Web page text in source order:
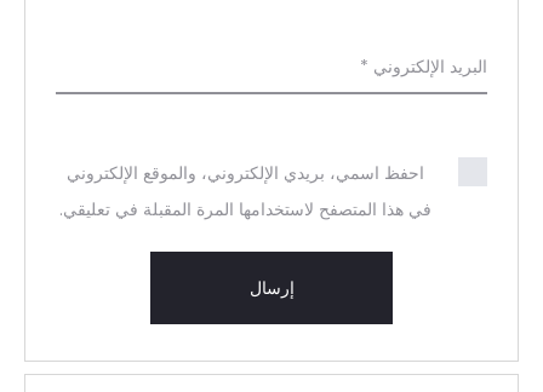
البريد الإلكتروني *
احفظ اسمي، بريدي الإلكتروني، والموقع الإلكتروني
في هذا المتصفح لاستخدامها المرة المقبلة في تعليقي.